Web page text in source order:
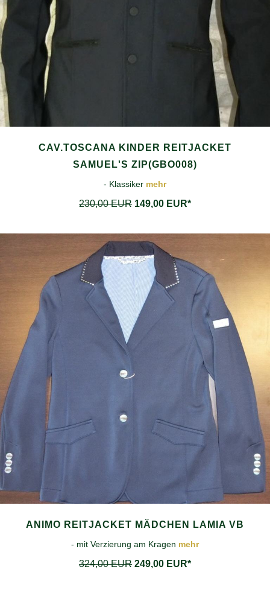
CAV.TOSCANA KINDER REITJACKET
SAMUEL'S ZIP(GBO008)
- Klassiker mehr
230,00 EUR 149,00 EUR*
ANIMO REITJACKET MÄDCHEN LAMIA VB
- mit Verzierung am Kragen mehr
324,00 EUR 249,00 EUR*